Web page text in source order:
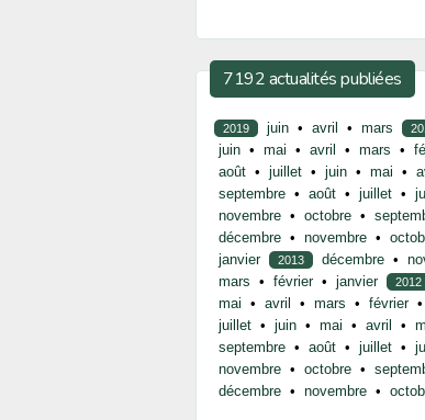
7192 actualités publiées
2019 juin • avril • mars
juin • mai • avril • mars •
août • juillet • juin • mai •
septembre • août • juillet •
novembre • octobre •
décembre • novembre •
janvier
2013 décembre •
mars • février • janvier 2012
mai • avril • mars • février •
juillet • juin • mai • avril •
septembre • août • juillet •
novembre • octobre •
décembre • novembre •